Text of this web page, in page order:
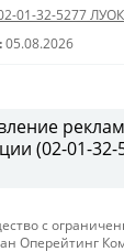
01-32-5277 ЛУОК
05.08.2026
(02-01-32-
с
Оперейтинг